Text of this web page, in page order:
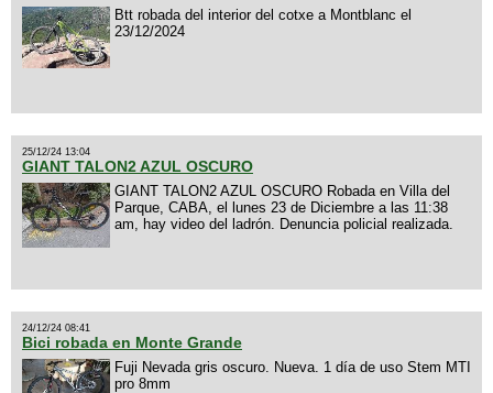
Btt robada del interior del cotxe a Montblanc el
23/12/2024
25/12/24 13:04
GIANT TALON2 AZUL OSCURO
GIANT TALON2 AZUL OSCURO Robada en Villa del
Parque, CABA, el lunes 23 de Diciembre a las 11:38
am, hay video del ladrón. Denuncia policial realizada.
24/12/24 08:41
Bici robada en Monte Grande
Fuji Nevada gris oscuro. Nueva. 1 día de uso Stem MTI
pro 8mm